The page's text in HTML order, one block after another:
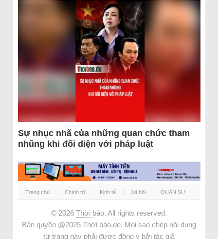
Sự nhục nhã của những quan chức tham
nhũng khi đối diện với pháp luật
Trang chủ Chính trị Kinh tế Xã hội QUÂN SỰ
© 2026 Thời báo. All rights reserved.
Bản quyền @2025 Thời báo.de. Mọi sao chép nội dung
từ trang này phải được đồng ý bởi tác giả